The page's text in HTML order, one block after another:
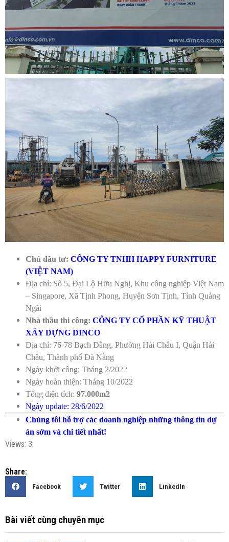
Chủ đầu tư: CÔNG TY TNHH HAPPY FURNITURE
(VIỆT NAM)
Địa chỉ: Số 5, Đại Lộ Hữu Nghị, Khu công nghiệp Việt Nam
– Singapore, Xã Tịnh Phong, Huyện Sơn Tịnh, Tỉnh Quảng
Ngãi
Nhà thầu thi công: CÔNG TY CỔ PHẦN KỸ THUẬT
XÂY DỰNG DINCO
Địa chỉ: 76-78 Bạch Đằng, Phường Hải Châu I, Quận Hải
Châu, Thành phố Đà Nẵng
Ngày khởi công: Tháng 2/2022
Ngày hoàn thiện: Tháng 10/2022
Tổng diện tích: 97.000m2
Ngày update: 28/6/2022
Chúng tôi hỗ trợ các doanh nghiệp những thông tin dự
án sớm và chi tiết nhất!
Views: 3
Share:
Facebook Twitter LinkedIn
Bài viết cùng chuyên mục